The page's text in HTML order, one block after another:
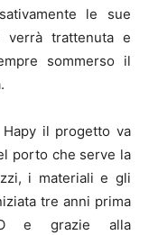
le sue
verrà trattenuta e
sommerso il
il progetto va
porto che serve la
i materiali e gli
tre anni prima
e grazie alla